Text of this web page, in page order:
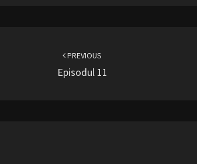
PREVIOUS
Episodul 11